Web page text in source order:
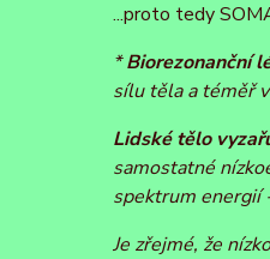
...proto tedy
*Biorezonanční
sílu těla a téměř
Lidské tělo
samostatné
spektrum energií
Je zřejmé, že